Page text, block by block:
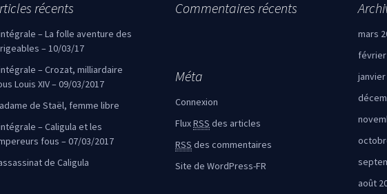
récents
– La folle aventure des
– 10/03/17
– Crozat, milliardaire
Louis XIV – 09/03/2017
de Staël, femme libre
– Caligula et les
fous – 07/03/2017
de Caligula
Commentaires récents
mars
février
janvier
août
Méta
Connexion
FluxRSS des articles
RSS des commentaires
Site de WordPress-FR